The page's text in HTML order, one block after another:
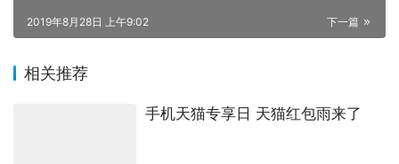
下一篇
2019年8月28日 上午9:02
相关推荐
手机天猫专享日 天猫红包雨来了